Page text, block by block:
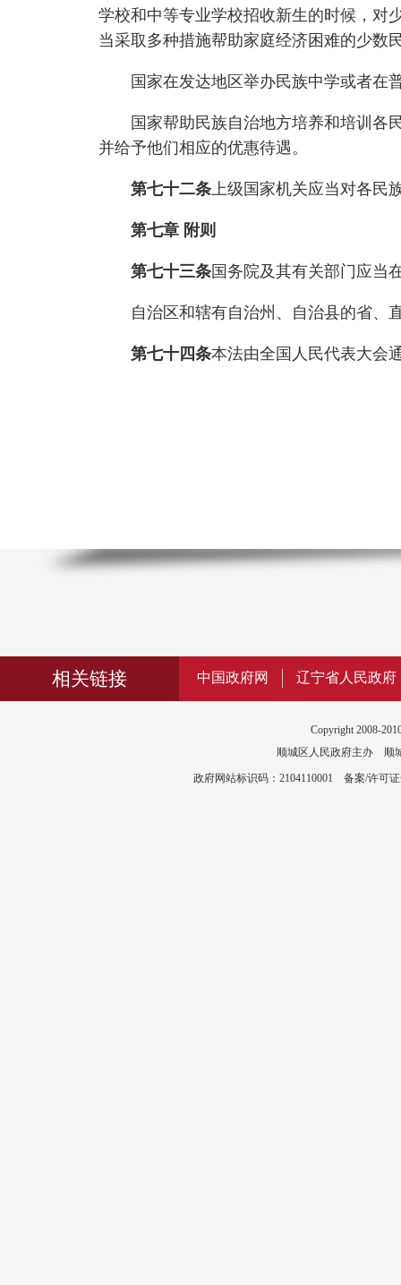
学校和中等专业学校招收新生的时候，对
当采取多种措施帮助家庭经济困难的少数
国家在发达地区举办民族中学或者在
国家帮助民族自治地方培养和培训各民
并给予他们相应的优惠待遇。
第七十二条上级国家机关应当对各民
第七章 附则
第七十三条国务院及其有关部门应当
自治区和辖有自治州、自治县的省、直
第七十四条本法由全国人民代表大会
相关链接 中国政府网 辽宁省人民政府
Copyright 2008-
顺城区人民政府主办 顺
政府网站标识码：2104110001 备案/许可